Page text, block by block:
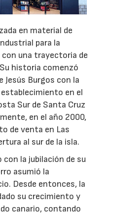
en material de
para la
una trayectoria de
historia comenzó
Jesús Burgos con la
en el
Sur de Santa Cruz
en el año 2000,
de venta en Las
al sur de la isla.
con la jubilación de su
asumió la
Desde entonces, la
su crecimiento y
canario, contando